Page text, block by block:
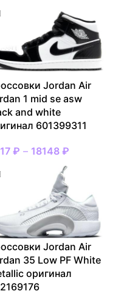
Jordan Air
1 mid se asw
and white
601399311
₽ – 18148 ₽
Jordan Air
35 Low PF White
оригинал